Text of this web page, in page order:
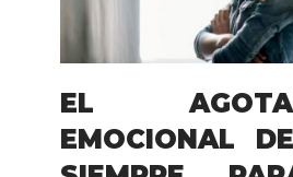
EL
EMOCIONAL